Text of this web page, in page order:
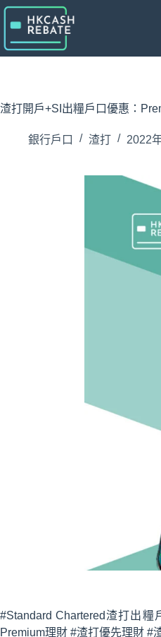
跳
至
主
要
渣打開戶+SI出糧戶口優惠：
銀行戶口 渣打 2022
#Standard Chartered渣打出
Premium理財 #渣打優先理財 #